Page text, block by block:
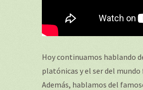
Hoy continuamos hablando
platónicas y el ser del mundo
Además, hablamos del